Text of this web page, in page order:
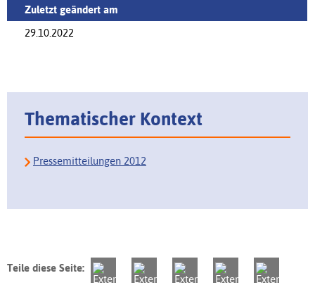
Zuletzt geändert am
29.10.2022
Thematischer Kontext
Pressemitteilungen 2012
Teile diese Seite: